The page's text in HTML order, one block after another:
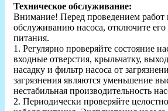
Техническое обслуживание:
Внимание! Перед проведением работ
обслуживанию насоса, отключите его
питания.
1. Регулярно проверяйте состояние
входные отверстия, крыльчатку,
насадку и фильтр насоса от
загрязнения являются уменьшение
нестабильная производительность
2. Периодически проверяйте